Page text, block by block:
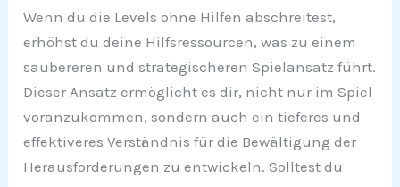
Wenn du die Levels ohne Hilfen abschreitest,
erhöhst du deine Hilfsressourcen, was zu einem
saubereren und strategischeren Spielansatz führt.
Dieser Ansatz ermöglicht es dir, nicht nur im Spiel
voranzukommen, sondern auch ein tieferes und
effektiveres Verständnis für die Bewältigung der
Herausforderungen zu entwickeln. Solltest du